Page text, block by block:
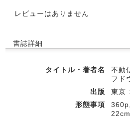
レビューはありません
書誌詳細
タイトル・著者名
不動
フド
出版
東京
形態事項
22cm